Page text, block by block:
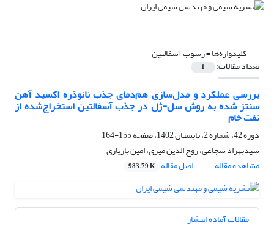
کلیدواژه‌ها =رسوب آسفالتین
تعداد مقالات: 1
بررسی عملکرد و مدل‌سازی هم‌دمای جذب نانوذره اکسید آهن
سنتز شده به روش سل-ژل در جذب آسفالتین استخراج‌شده از
نفت خام
دوره 42، شماره 2، تابستان 1402، صفحه
155-164
سیدبهزاد شجاعی، روح الدین میری، امین بازیاری
مشاهده مقاله
اصل مقاله 983.79 K
مقالات آماده انتشار